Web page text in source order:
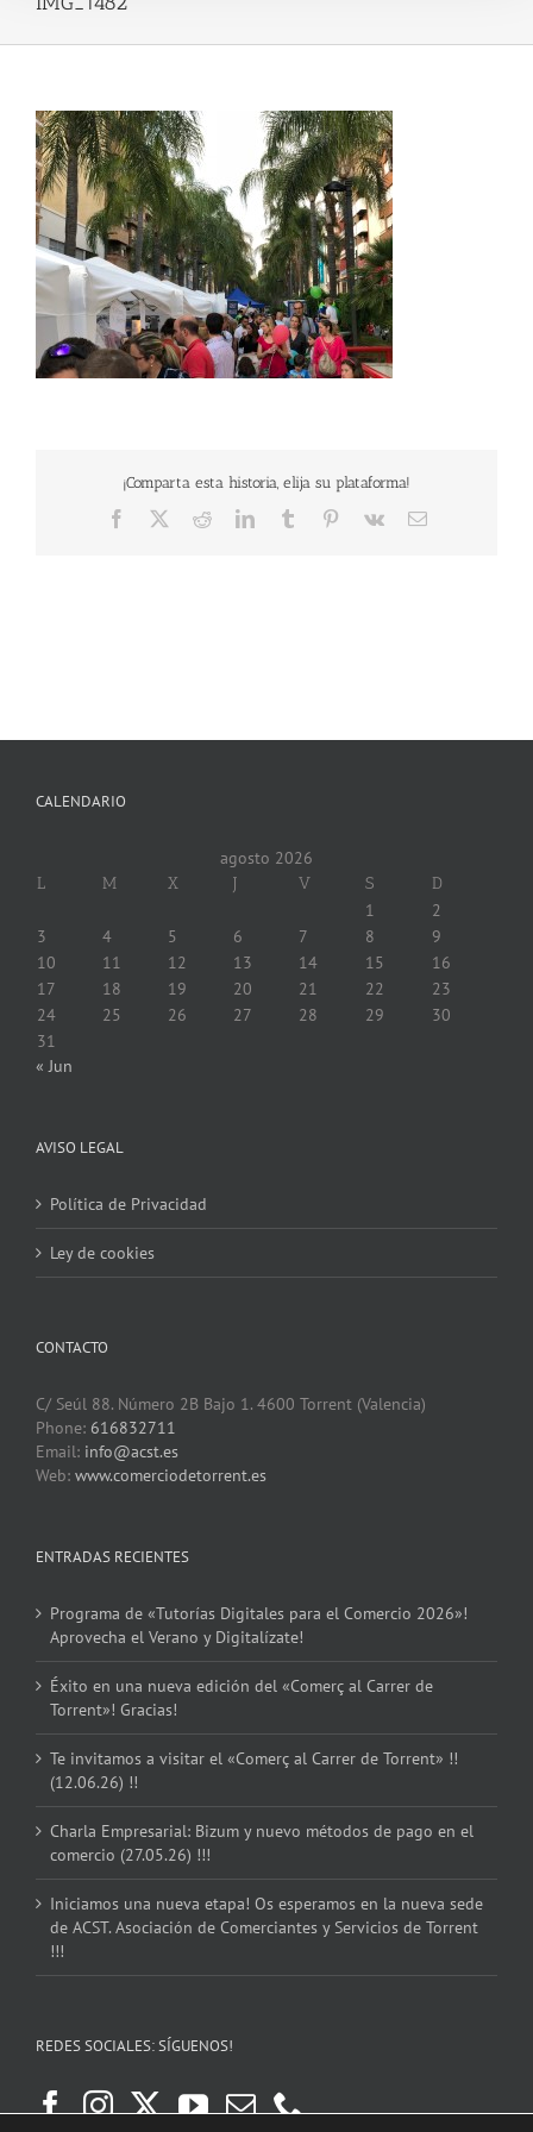
¡Comparta esta historia, elija su plataforma!
Facebook RedditLinkedInTumblr Pinterest
Vk Email
CALENDARIO
agosto 2026
L M X J V S D
1
2
3
4 5 6 7 8
9
10
11 12 13 14 15
16
17
18 19 20 21 22
23
24
25 26 27 28 29
30
31
« Jun
AVISO LEGAL
Política de Privacidad
Ley de cookies
CONTACTO
C/ Seúl 88. Número 2B Bajo 1. 4600 Torrent (Valencia)
Phone: 616832711
Email: info@acst.es
Web: www.comerciodetorrent.es
ENTRADAS RECIENTES
Programa de «Tutorías Digitales para el Comercio 2026»!
Aprovecha el Verano y Digitalízate!
Éxito en una nueva edición del «Comerç al Carrer de
Torrent»! Gracias!
Te invitamos a visitar el «Comerç al Carrer de Torrent» !!
(12.06.26) !!
Charla Empresarial: Bizum y nuevo métodos de pago en el
comercio (27.05.26) !!!
Iniciamos una nueva etapa! Os esperamos en la nueva sede
de ACST. Asociación de Comerciantes y Servicios de Torrent
!!!
REDES SOCIALES: SÍGUENOS!